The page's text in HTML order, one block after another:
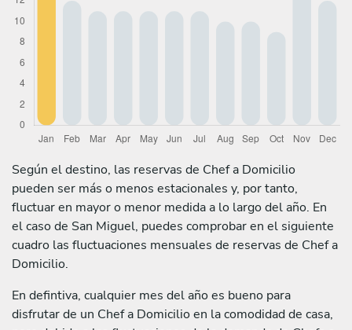
Según el destino, las reservas de Chef a Domicilio
pueden ser más o menos estacionales y, por tanto,
fluctuar en mayor o menor medida a lo largo del año. En
el caso de San Miguel, puedes comprobar en el siguiente
cuadro las fluctuaciones mensuales de reservas de Chef a
Domicilio.
En defintiva, cualquier mes del año es bueno para
disfrutar de un Chef a Domicilio en la comodidad de casa,